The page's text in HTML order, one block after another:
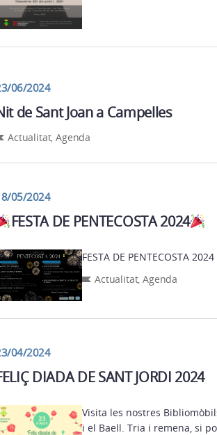
06/2024
de Sant Joan a Campelles
Actualitat,Agenda
05/2024
FESTA DE PENTECOSTA 2024
FESTA DE PENTECOSTA 2024
Actualitat,Agenda
04/2024
DIADA DE SANT JORDI 2024
Visita les nostres
i el Baell. Tria i remena, si portes un llibre, podràs